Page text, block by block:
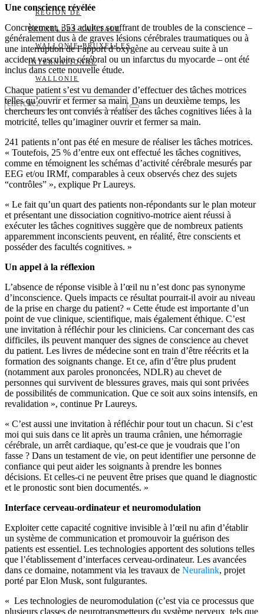
RÉGION DE
BRUXELLES-CAPITALE
WALLONIE-BRUXELLES
INTERNATIONAL
WALLONIE
Une conscience révélée
Concrètement, 353 adultes souffrant de troubles de la conscience –
généralement dus à de graves lésions cérébrales traumatiques ou à
une interruption de l’apport d’oxygène au cerveau suite à un
accident vasculaire cérébral ou un infarctus du myocarde – ont été
inclus dans cette nouvelle étude.
Chaque patient s’est vu demander d’effectuer des tâches motrices
telles qu’ouvrir et fermer sa main. Dans un deuxième temps, les
chercheurs les ont conviés à réaliser des tâches cognitives liées à la
motricité, telles qu’imaginer ouvrir et fermer sa main.
241 patients n’ont pas été en mesure de réaliser les tâches motrices.
« Toutefois, 25 % d’entre eux ont effectué les tâches cognitives,
comme en témoignent les schémas d’activité cérébrale mesurés par
EEG et/ou IRMf, comparables à ceux observés chez des sujets
“contrôles” », explique Pr Laureys.
« Le fait qu’un quart des patients non-répondants sur le plan moteur
et présentant une dissociation cognitivo-motrice aient réussi à
exécuter les tâches cognitives suggère que de nombreux patients
apparemment inconscients peuvent, en réalité, être conscients et
posséder des facultés cognitives. »
Un appel à la réflexion
L’absence de réponse visible à l’œil nu n’est donc pas synonyme
d’inconscience. Quels impacts ce résultat pourrait-il avoir au niveau
de la prise en charge du patient? « Cette étude est importante d’un
point de vue clinique, scientifique, mais également éthique. C’est
une invitation à réfléchir pour les cliniciens. Car concernant des cas
difficiles, ils peuvent manquer des signes de conscience au chevet
du patient. Les livres de médecine sont en train d’être réécrits et la
formation des soignants change. Et ce, afin d’être plus prudent
(notamment aux paroles prononcées, NDLR) au chevet de
personnes qui survivent de blessures graves, mais qui sont privées
de possibilités de communication. Que ce soit aux soins intensifs, en
revalidation », continue Pr Laureys.
« C’est aussi une invitation à réfléchir pour tout un chacun. Si c’est
moi qui suis dans ce lit après un trauma crânien, une hémorragie
cérébrale, un arrêt cardiaque, qu’est-ce que je voudrais que l’on
fasse ? Dans un testament de vie, on peut identifier une personne de
confiance qui peut aider les soignants à prendre les bonnes
décisions. Et celles-ci ne peuvent être prises que quand le diagnostic
et le pronostic sont bien documentés. »
Interface cerveau-ordinateur et neuromodulation
Exploiter cette capacité cognitive invisible à l’œil nu afin d’établir
un système de communication et promouvoir la guérison des
patients est essentiel. Les technologies apportent des solutions telles
que l’établissement d’interfaces cerveau-ordinateur. Les avancées
dans ce domaine, notamment via les travaux de Neuralink, projet
porté par Elon Musk, sont fulgurantes.
« Les technologies de neuromodulation (c’est via ce processus que
plusieurs classes de neurotransmetteurs du système nerveux tels que